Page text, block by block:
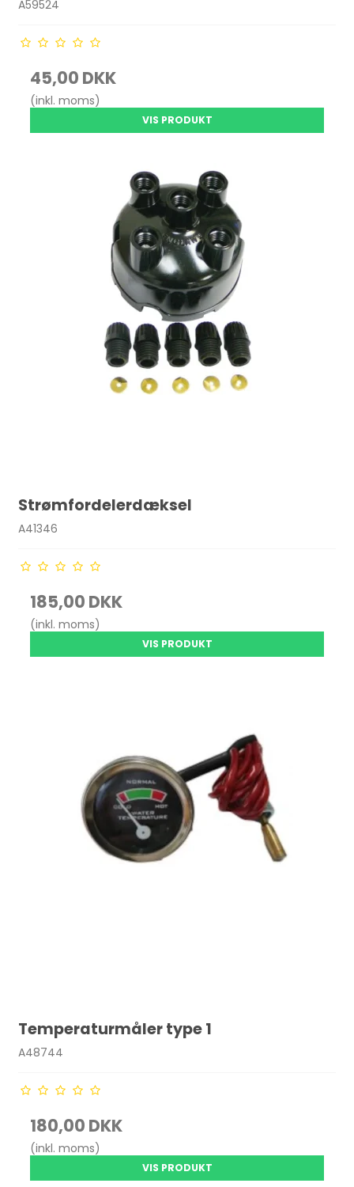
A59524
45,00 DKK
(inkl. moms)
VIS PRODUKT
Strømfordelerdæksel
A41346
185,00 DKK
(inkl. moms)
VIS PRODUKT
Temperaturmåler type 1
A48744
180,00 DKK
(inkl. moms)
VIS PRODUKT